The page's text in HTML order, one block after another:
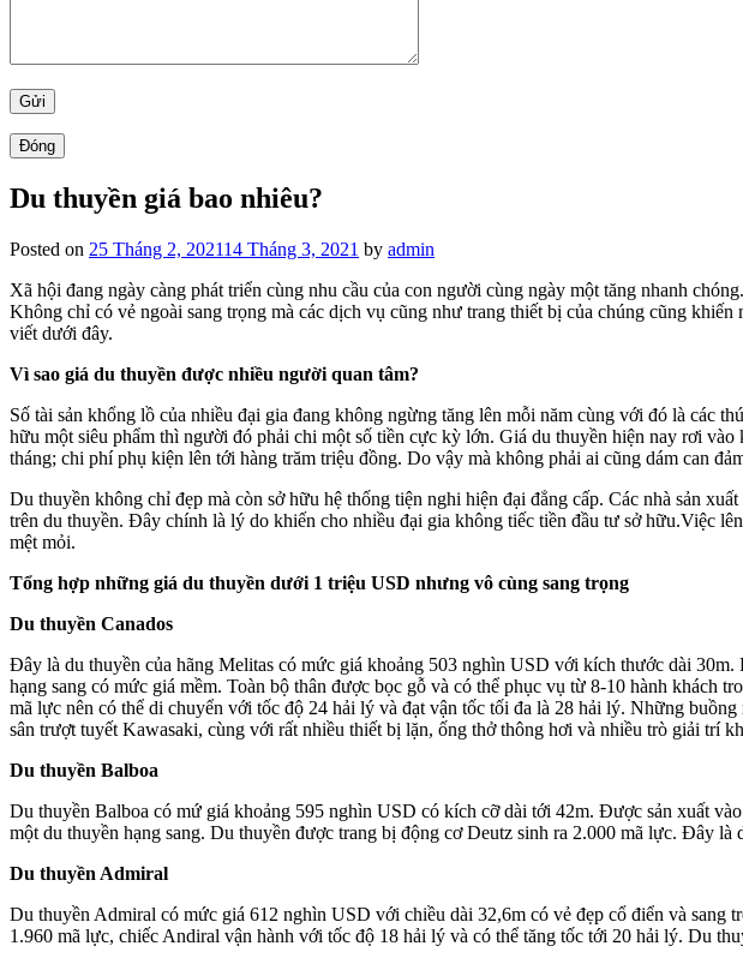
Đóng
Du thuyền giá bao nhiêu?
Posted on 25 Tháng 2, 202114 Tháng 3, 2021 by admin
Xã hội đang ngày càng phát triển cùng nhu cầu của con người cùng ngày một tăng nhanh
Không chỉ có vẻ ngoài sang trọng mà các dịch vụ cũng như trang thiết bị của chúng cũng
viết dưới đây.
Vì sao giá du thuyền được nhiều người quan tâm?
Số tài sản khổng lồ của nhiều đại gia đang không ngừng tăng lên mỗi năm cùng với đó là
hữu một siêu phẩm thì người đó phải chi một số tiền cực kỳ lớn. Giá du thuyền hiện nay rơi
tháng; chi phí phụ kiện lên tới hàng trăm triệu đồng. Do vậy mà không phải ai cũng dám can
Du thuyền không chỉ đẹp mà còn sở hữu hệ thống tiện nghi hiện đại đẳng cấp. Các nhà sản
trên du thuyền. Đây chính là lý do khiến cho nhiều đại gia không tiếc tiền đầu tư sở hữu.Việc
mệt mỏi.
Tổng hợp những giá du thuyền dưới 1 triệu USD nhưng vô cùng sang trọng
Du thuyền Canados
Đây là du thuyền của hãng Melitas có mức giá khoảng 503 nghìn USD với kích thước dài
hạng sang có mức giá mềm. Toàn bộ thân được bọc gỗ và có thể phục vụ từ 8-10 hành
mã lực nên có thể di chuyển với tốc độ 24 hải lý và đạt vận tốc tối đa là 28 hải lý. Những
sân trượt tuyết Kawasaki, cùng với rất nhiều thiết bị lặn, ống thở thông hơi và nhiều trò giải trí
Du thuyền Balboa
Du thuyền Balboa có mứ giá khoảng 595 nghìn USD có kích cỡ dài tới 42m. Được sản xuất
một du thuyền hạng sang. Du thuyền được trang bị động cơ Deutz sinh ra 2.000 mã lực. Đây
Du thuyền Admiral
Du thuyền Admiral có mức giá 612 nghìn USD với chiều dài 32,6m có vẻ đẹp cổ điển và
1.960 mã lực, chiếc Andiral vận hành với tốc độ 18 hải lý và có thể tăng tốc tới 20 hải lý. Du